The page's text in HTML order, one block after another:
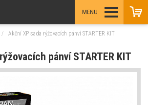
MENU
/ Akční XP sada rýžovacích pánví STARTER KIT
pánví STARTER KIT